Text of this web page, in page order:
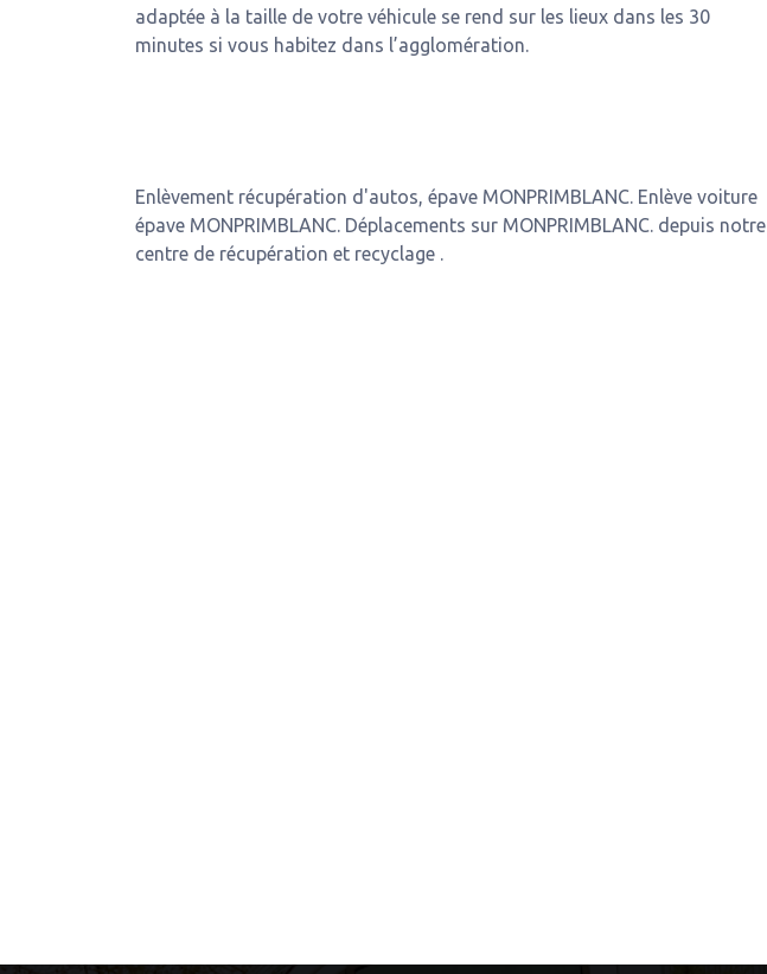
adaptée à la taille de votre véhicule se rend sur les lieux dans les 30
minutes si vous habitez dans l’agglomération.
Enlèvement récupération d'autos, épave MONPRIMBLANC. Enlève voiture
épave MONPRIMBLANC. Déplacements sur MONPRIMBLANC. depuis notre
centre de récupération et recyclage .